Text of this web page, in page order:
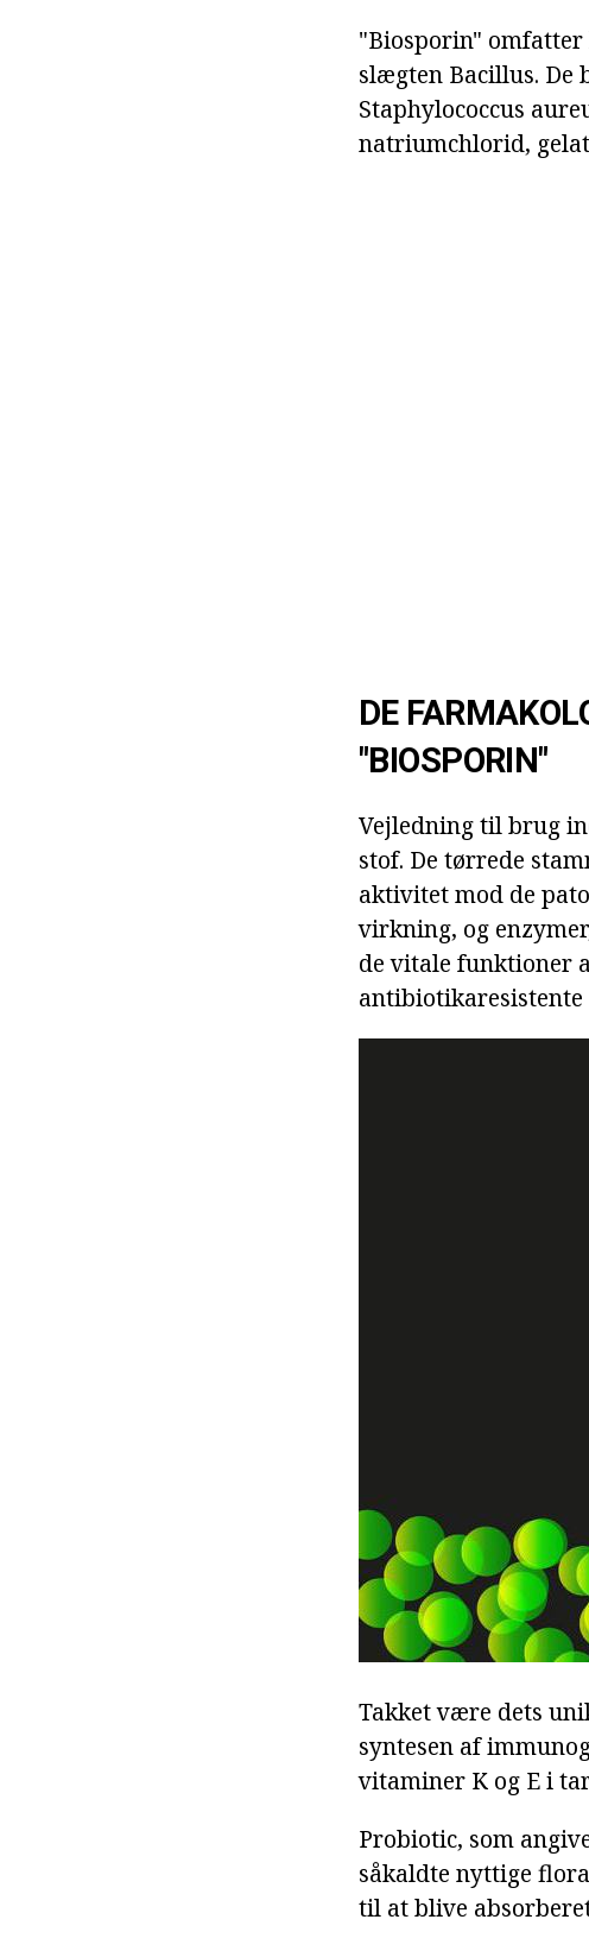
"Biosporin"
slægten Bacillus. De
Staphylococcus
natriumchlorid,
DE
"BIOSPORIN"
Vejledning til brug
stof. De tørrede
aktivitet mod de
virkning, og
de vitale funktioner
Takket være dets
syntesen af
vitaminer K og E i
Probiotic, som
såkaldte nyttige
til at blive